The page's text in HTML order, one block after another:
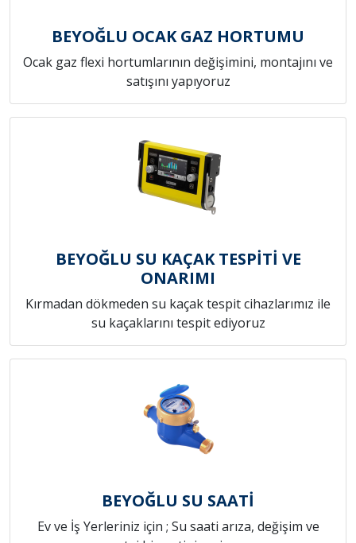
BEYOĞLU OCAK GAZ HORTUMU
Ocak gaz flexi hortumlarının değişimini, montajını ve
satışını yapıyoruz
BEYOĞLU SU KAÇAK TESPİTİ VE
ONARIMI
Kırmadan dökmeden su kaçak tespit cihazlarımız ile
su kaçaklarını tespit ediyoruz
BEYOĞLU SU SAATİ
Ev ve İş Yerleriniz için ; Su saati arıza, değişim ve